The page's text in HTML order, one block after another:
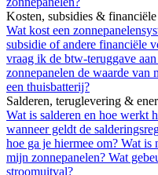
Kosten, subsidies &
Wat kost een
subsidie of andere financiële
vraag ik de btw-teruggave
zonnepanelen de waarde van
een thuisbatterij?
Salderen, teruglevering &
Wat is salderen en hoe werkt
wanneer geldt de
hoe ga je hiermee om? Wat is
mijn zonnepanelen? Wat
stroomuitval?